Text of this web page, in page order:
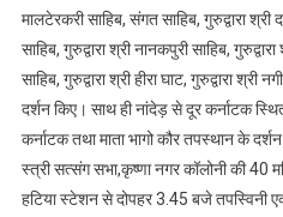
मालटेरकरी साहिब, संगत साहिब, गुरुद्वारा श्री
साहिब, गुरुद्वारा श्री नानकपुरी साहिब,
साहिब, गुरुद्वारा श्री हीरा घाट, गुरुद्वारा श्री
दर्शन किए। साथ ही नांदेड़ से दूर कर्नाटक स्थित
कर्नाटक तथा माता भागो कौर तपस्थान के
स्त्री सत्संग सभा,कृष्णा नगर कॉलोनी की 40
हटिया स्टेशन से दोपहर 3.45 बजे तपस्विनी